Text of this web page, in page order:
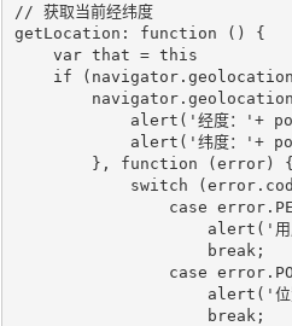
// 获取当前经纬度
getLocation: function () {
    var that = this
if
alert('经度：'+
alert('纬度：'+
        }, function (error) {
switch
case
alert('用户
                    break;
case
alert('位
                    break;